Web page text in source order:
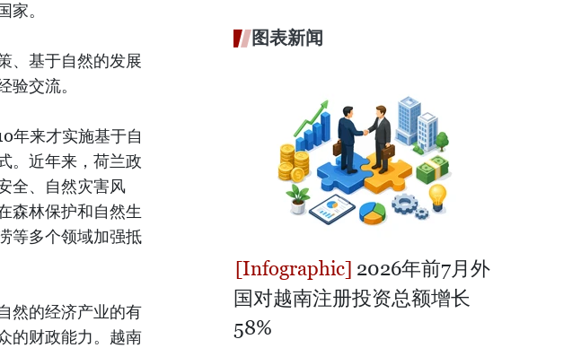
家。
、基于自然的发展
交流。
年来才实施基于自
。近年来，荷兰政
全、自然灾害风
森林保护和自然生
等多个领域加强抵
然的经济产业的有
的财政能力。越南
图表新闻
2026年前7月外
国对越南注册投资总额增长
58%